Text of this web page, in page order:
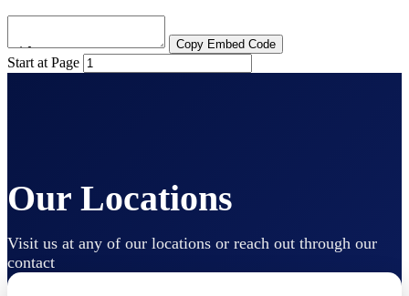
Copy Embed Code
Start at Page
Our Locations
Visit us at any of our locations or reach out through our
contact